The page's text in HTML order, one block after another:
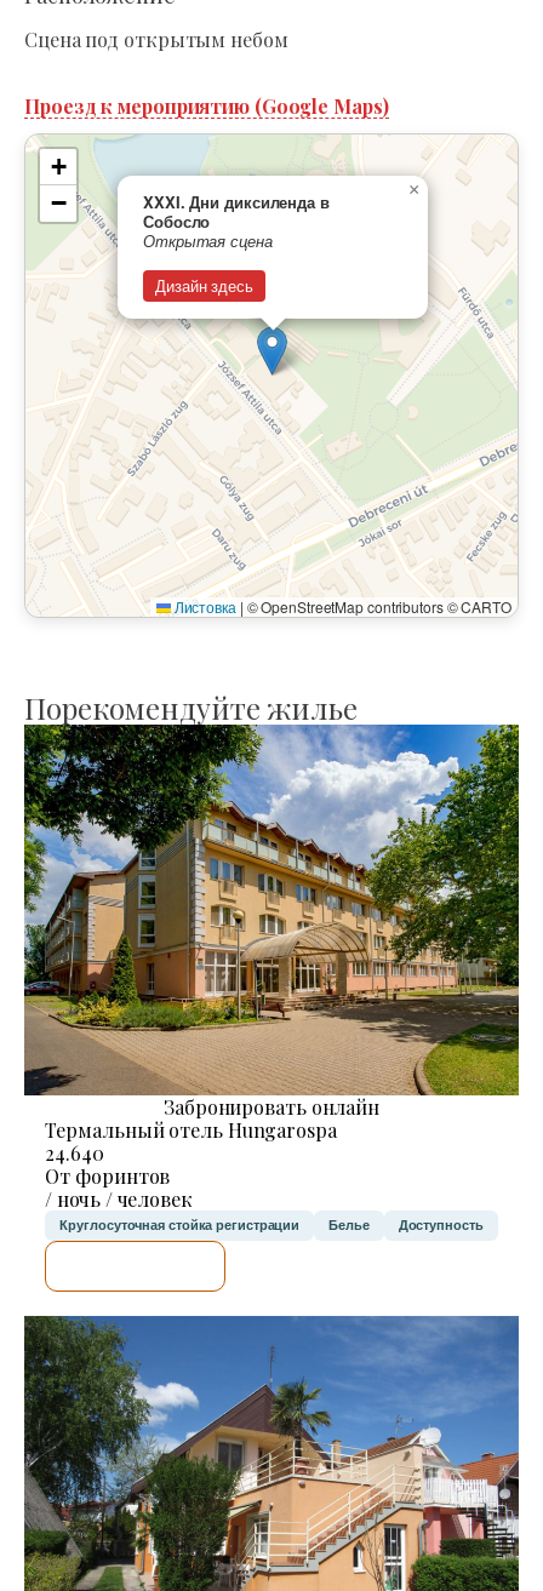
Сцена под открытым небом
Проезд к мероприятию (Google Maps)
XXXI. Дни диксиленда в
Собосло
Открытая сцена
Дизайн здесь
×
+
−
Листовка | © OpenStreetMap contributors © CARTO
Порекомендуйте жилье
Забронировать онлайн
Термальный отель Hungarospa
24.640
От форинтов
/ ночь / человек
Круглосуточная стойка регистрации Белье Доступность